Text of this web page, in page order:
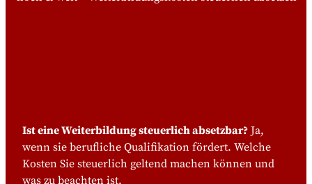
Ist eine Weiterbildung steuerlich absetzbar? Ja,
wenn sie berufliche Qualifikation fördert. Welche
Kosten Sie steuerlich geltend machen können und
was zu beachten ist.